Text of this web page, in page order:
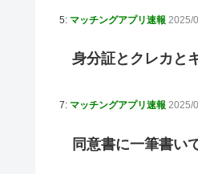
5: マッチングアプリ速報 2025/
身分証とクレカと
7: マッチングアプリ速報 2025/
同意書に一筆書い